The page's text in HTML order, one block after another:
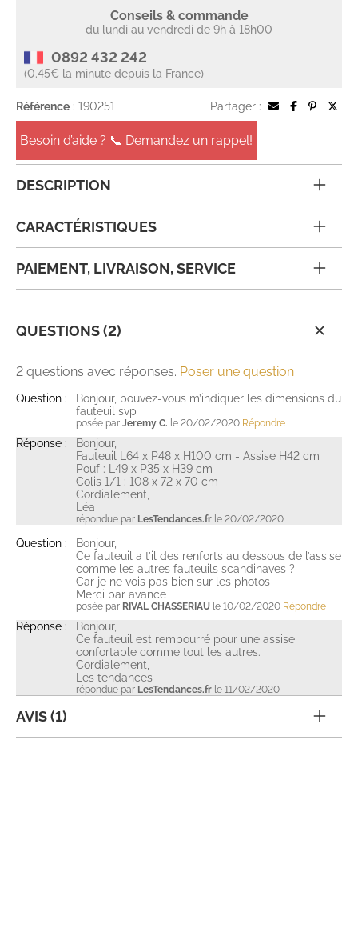
Conseils & commande
du lundi au vendredi de 9h à 18h00
0892 432 242
(0.45€ la minute depuis la France)
Référence : 190251 Partager :
Besoin d’aide ? 📞 Demandez un rappel!
DESCRIPTION
CARACTÉRISTIQUES
PAIEMENT, LIVRAISON, SERVICE
QUESTIONS (2)
2 questions avec réponses. Poser une question
Question :
Bonjour, pouvez-vous m’indiquer les dimensions du
fauteuil svp
posée par Jeremy C. le 20/02/2020 Répondre
Réponse :
Bonjour,
Fauteuil L64 x P48 x H100 cm - Assise H42 cm
Pouf : L49 x P35 x H39 cm
Colis 1/1 : 108 x 72 x 70 cm
Cordialement,
Léa
répondue par LesTendances.fr le 20/02/2020
Question :
Bonjour,
Ce fauteuil a t’il des renforts au dessous de l’assise
comme les autres fauteuils scandinaves ?
Car je ne vois pas bien sur les photos
Merci par avance
posée par RIVAL CHASSERIAU le 10/02/2020 Répondre
Réponse :
Bonjour,
Ce fauteuil est rembourré pour une assise
confortable comme tout les autres.
Cordialement,
Les tendances
répondue par LesTendances.fr le 11/02/2020
AVIS (1)